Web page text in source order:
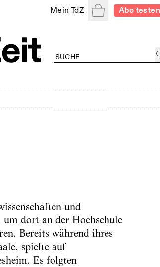
Mein TdZ WarenkorbAbo testen
und
um dort an der Hochschule
Bereits während ihres
spielte auf
Es folgten